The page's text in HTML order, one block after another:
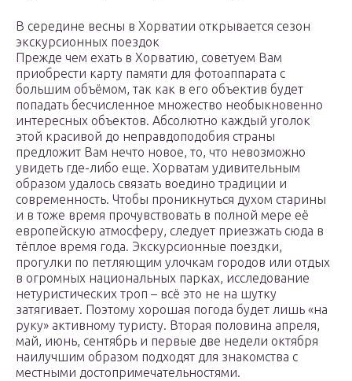
В середине весны в Хорватии открывается сезон
экскурсионных поездок
Прежде чем ехать в Хорватию, советуем Вам
приобрести карту памяти для фотоаппарата с
большим объёмом, так как в его объектив будет
попадать бесчисленное множество необыкновенно
интересных объектов. Абсолютно каждый уголок
этой красивой до неправдоподобия страны
предложит Вам нечто новое, то, что невозможно
увидеть где-либо еще. Хорватам удивительным
образом удалось связать воедино традиции и
современность. Чтобы проникнуться духом старины
и в тоже время прочувствовать в полной мере её
европейскую атмосферу, следует приезжать сюда в
тёплое время года. Экскурсионные поездки,
прогулки по петляющим улочкам городов или отдых
в огромных национальных парках, исследование
нетуристических троп – всё это не на шутку
затягивает. Поэтому хорошая погода будет лишь «на
руку» активному туристу. Вторая половина апреля,
май, июнь, сентябрь и первые две недели октября
наилучшим образом подходят для знакомства с
местными достопримечательностями.